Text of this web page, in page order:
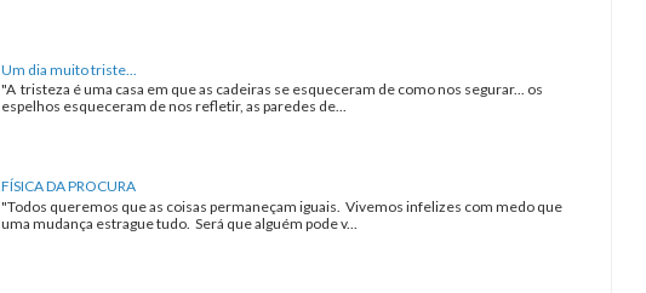
Um dia muito triste...
"A tristeza é uma casa em que as cadeiras se esqueceram de como nos segurar... os
espelhos esqueceram de nos refletir, as paredes de...
FÍSICA DA PROCURA
"Todos queremos que as coisas permaneçam iguais. Vivemos infelizes com medo que
uma mudança estrague tudo. Será que alguém pode v...